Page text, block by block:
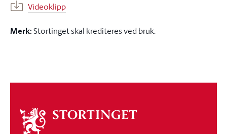
Videoklipp
Merk:Stortinget skal krediteres ved bruk.
Om
stortinget